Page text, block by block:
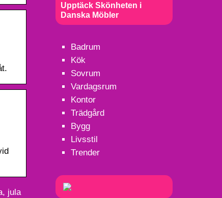
jula
Upptäck Skönheten i
Danska Möbler
Badrum
Kök
Sovrum
Vardagsrum
Kontor
Trädgård
Bygg
Livsstil
Trender